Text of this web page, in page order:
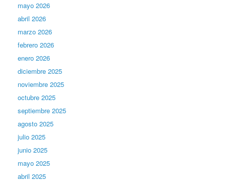
mayo 2026
abril 2026
marzo 2026
febrero 2026
enero 2026
diciembre 2025
noviembre 2025
octubre 2025
septiembre 2025
agosto 2025
julio 2025
junio 2025
mayo 2025
abril 2025